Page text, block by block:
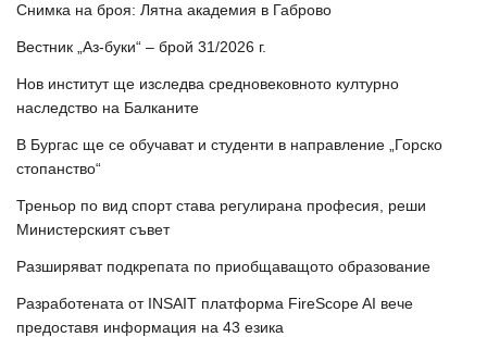
Снимка на броя: Лятна академия в Габрово
Вестник „Аз-буки“ – брой 31/2026 г.
Нов институт ще изследва средновековното културно
наследство на Балканите
В Бургас ще се обучават и студенти в направление „Горско
стопанство“
Треньор по вид спорт става регулирана професия, реши
Министерският съвет
Разширяват подкрепата по приобщаващото образование
Разработената от INSAIT платформа FireScope AI вече
предоставя информация на 43 езика